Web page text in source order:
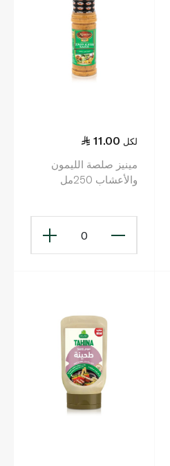
11.00 لكل
مينيز صلصة الليمون
والأعشاب 250مل
0